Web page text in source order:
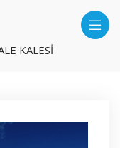
KALESİ